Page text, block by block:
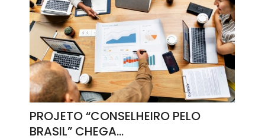
PROJETO “CONSELHEIRO PELO
BRASIL” CHEGA…